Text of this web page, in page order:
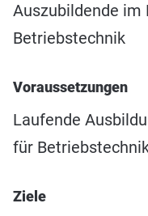
Auszubildende
Betriebstechnik
Voraussetzungen
Laufende
für
Ziele